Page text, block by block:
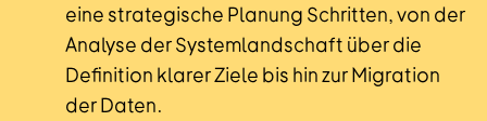
eine strategische Planung Schritten, von der
Analyse der Systemlandschaft über die
Definition klarer Ziele bis hin zur Migration
der Daten.